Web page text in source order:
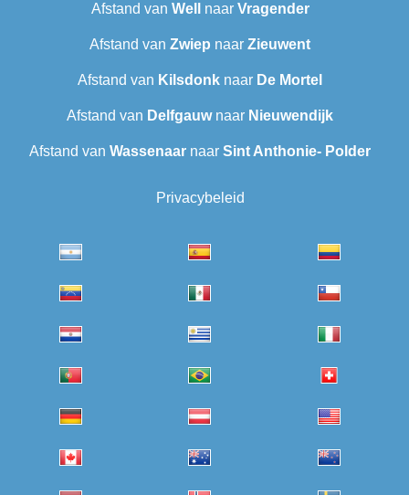
Afstand van Well naar Vragender
Afstand van Zwiep naar Zieuwent
Afstand van Kilsdonk naar De Mortel
Afstand van Delfgauwnaar Nieuwendijk
Afstand van Wassenaar naar Sint Anthonie- Polder
Privacybeleid